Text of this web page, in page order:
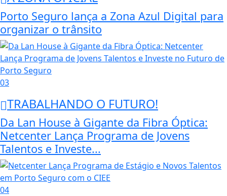
Porto Seguro lança a Zona Azul Digital para
organizar o trânsito
03
TRABALHANDO O FUTURO!
Da Lan House à Gigante da Fibra Óptica:
Netcenter Lança Programa de Jovens
Talentos e Investe...
04